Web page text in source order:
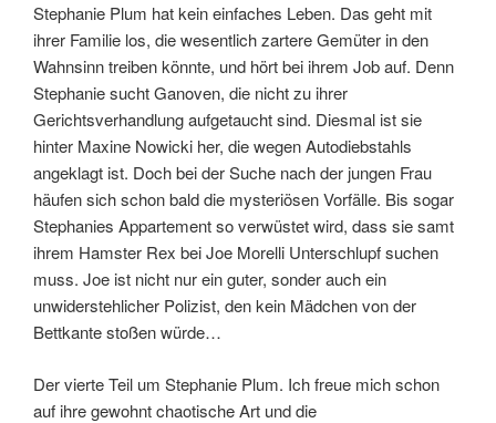
Stephanie Plum hat kein einfaches Leben. Das geht mit
ihrer Familie los, die wesentlich zartere Gemüter in den
Wahnsinn treiben könnte, und hört bei ihrem Job auf. Denn
Stephanie sucht Ganoven, die nicht zu ihrer
Gerichtsverhandlung aufgetaucht sind. Diesmal ist sie
hinter Maxine Nowicki her, die wegen Autodiebstahls
angeklagt ist. Doch bei der Suche nach der jungen Frau
häufen sich schon bald die mysteriösen Vorfälle. Bis sogar
Stephanies Appartement so verwüstet wird, dass sie samt
ihrem Hamster Rex bei Joe Morelli Unterschlupf suchen
muss. Joe ist nicht nur ein guter, sonder auch ein
unwiderstehlicher Polizist, den kein Mädchen von der
Bettkante stoßen würde…
Der vierte Teil um Stephanie Plum. Ich freue mich schon
auf ihre gewohnt chaotische Art und die